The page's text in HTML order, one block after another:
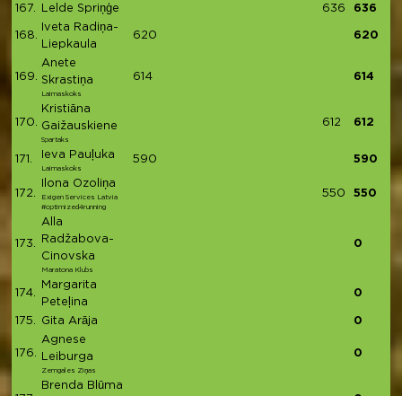
167. Lelde Spriņģe 636 636
168.
Iveta Radiņa-
Liepkaula
620 620
169.
Anete
Skrastiņa
Laimaskoks
614 614
170.
Kristiāna
Gaižauskiene
Spartaks
612 612
171. Ieva Pauļuka
Laimaskoks
590 590
172.
Ilona Ozoliņa
Exigen Services Latvia
#optimized4running
550 550
173.
Alla
Radžabova-
Cinovska
Maratona Klubs
0
174.
Margarita
Peteļina
0
175. Gita Arāja 0
176.
Agnese
Leiburga
Zemgales Ziņas
0
Brenda Blūma